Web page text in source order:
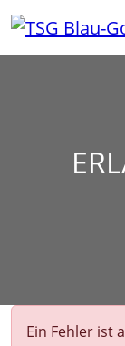
Direkt zur
Direkt zum Inhalt
Zur
Ein Fehler ist